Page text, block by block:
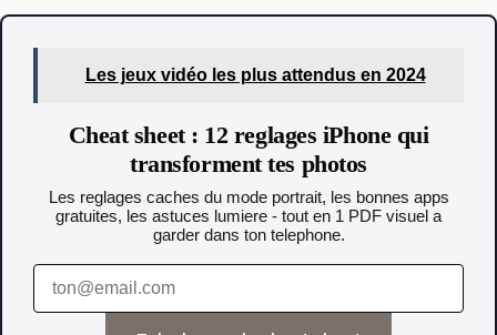
Les jeux vidéo les plus attendus en 2024
Cheat sheet : 12 reglages iPhone qui
transforment tes photos
Les reglages caches du mode portrait, les bonnes apps
gratuites, les astuces lumiere - tout en 1 PDF visuel a
garder dans ton telephone.